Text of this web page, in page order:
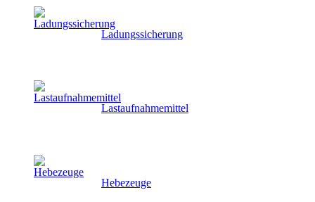
Ladungssicherung
Lastaufnahmemittel
Hebezeuge